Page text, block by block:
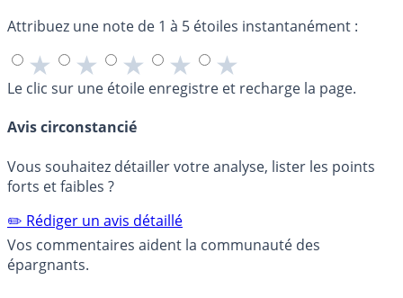
Attribuez une note de 1 à 5 étoiles instantanément :
★ ★ ★ ★ ★
Le clic sur une étoile enregistre et recharge la page.
Avis circonstancié
Vous souhaitez détailler votre analyse, lister les points
forts et faibles ?
✏️ Rédiger un avis détaillé
Vos commentaires aident la communauté des
épargnants.